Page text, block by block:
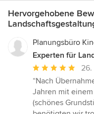
Hervorgehobene
Planungsbüro
Experten für
Durchschnittliche
Bewertung:
5
von
5
26.
“Nach
Jahren mit
(schönes